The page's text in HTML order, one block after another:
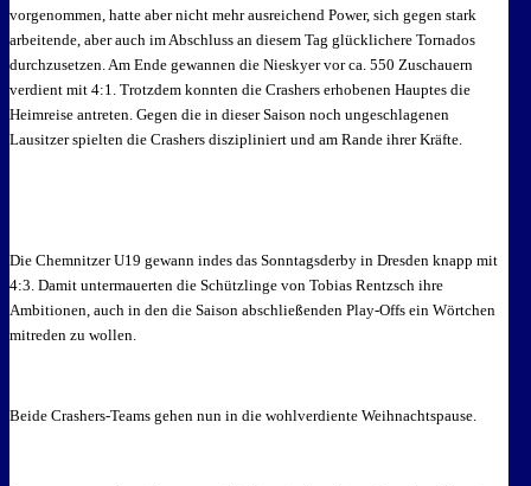
vorgenommen, hatte aber nicht mehr ausreichend Power, sich gegen stark
arbeitende, aber auch im Abschluss an diesem Tag glücklichere Tornados
durchzusetzen. Am Ende gewannen die Nieskyer vor ca. 550 Zuschauern
verdient mit 4:1. Trotzdem konnten die Crashers erhobenen Hauptes die
Heimreise antreten. Gegen die in dieser Saison noch ungeschlagenen
Lausitzer spielten die Crashers diszipliniert und am Rande ihrer Kräfte.
Die Chemnitzer U19 gewann indes das Sonntagsderby in Dresden knapp mit
4:3. Damit untermauerten die Schützlinge von Tobias Rentzsch ihre
Ambitionen, auch in den die Saison abschließenden Play-Offs ein Wörtchen
mitreden zu wollen.
Beide Crashers-Teams gehen nun in die wohlverdiente Weihnachtspause.